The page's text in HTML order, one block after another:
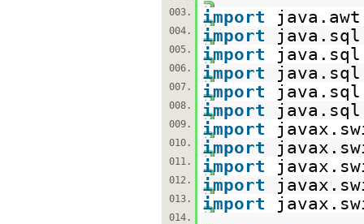
003.
import
004. import
005. import
006. import
007. import
008. import
009. import
010. import
011. import
012. import
013. import
014.